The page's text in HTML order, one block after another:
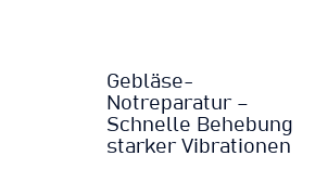
Gebläse-
Notreparatur –
Schnelle Behebung
starker Vibrationen